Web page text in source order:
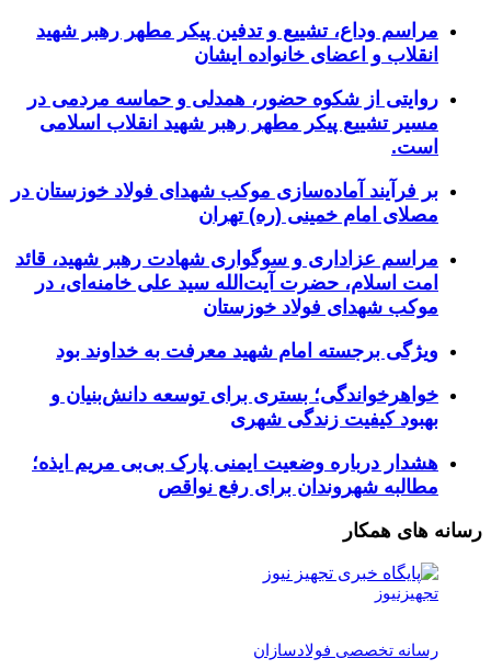
مراسم وداع، تشییع و تدفین پیکر مطهر رهبر شهید
انقلاب و اعضای خانواده ایشان
روایتی از شکوه حضور، همدلی و حماسه مردمی در
مسیر تشییع پیکر مطهر رهبر شهید انقلاب اسلامی
است.
بر فرآیند آماده‌سازی موکب شهدای فولاد خوزستان در
مصلای امام خمینی (ره) تهران
مراسم عزاداری و سوگواری شهادت رهبر شهید، قائد
امت اسلام، حضرت آیت‌الله سید علی خامنه‌ای، در
موکب شهدای فولاد خوزستان
ویژگی برجسته امام شهید معرفت به خداوند بود
خواهرخواندگی؛ بستری برای توسعه دانش‌بنیان و
بهبود کیفیت زندگی شهری
هشدار درباره وضعیت ایمنی پارک بی‌بی مریم ایذه؛
مطالبه شهروندان برای رفع نواقص
رسانه های همکار
تجهیزنیوز
رسانه تخصصی فولادسازان